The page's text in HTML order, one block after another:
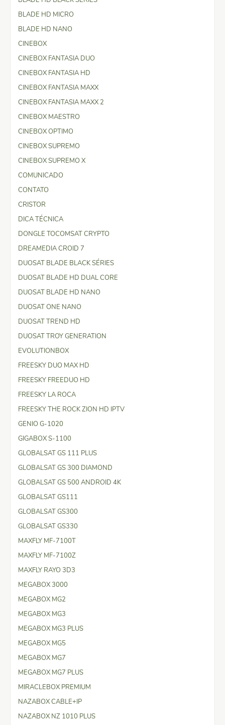
BLADE HD MICRO
BLADE HD NANO
CINEBOX
CINEBOX FANTASIA DUO
CINEBOX FANTASIA HD
CINEBOX FANTASIA MAXX
CINEBOX FANTASIA MAXX 2
CINEBOX MAESTRO
CINEBOX OPTIMO
CINEBOX SUPREMO
CINEBOX SUPREMO X
COMUNICADO
CONTATO
CRISTOR
DICA TÉCNICA
DONGLE TOCOMSAT CRYPTO
DREAMEDIA CROID 7
DUOSAT BLADE BLACK SÉRIES
DUOSAT BLADE HD DUAL CORE
DUOSAT BLADE HD NANO
DUOSAT ONE NANO
DUOSAT TREND HD
DUOSAT TROY GENERATION
EVOLUTIONBOX
FREESKY DUO MAX HD
FREESKY FREEDUO HD
FREESKY LA ROCA
FREESKY THE ROCK ZION HD IPTV
GENIO G-1020
GIGABOX S-1100
GLOBALSAT GS 111 PLUS
GLOBALSAT GS 300 DIAMOND
GLOBALSAT GS 500 ANDROID 4K
GLOBALSAT GS111
GLOBALSAT GS300
GLOBALSAT GS330
MAXFLY MF-7100T
MAXFLY MF-7100Z
MAXFLY RAYO 3D3
MEGABOX 3000
MEGABOX MG2
MEGABOX MG3
MEGABOX MG3 PLUS
MEGABOX MG5
MEGABOX MG7
MEGABOX MG7 PLUS
MIRACLEBOX PREMIUM
NAZABOX CABLE+IP
NAZABOX NZ 1010 PLUS